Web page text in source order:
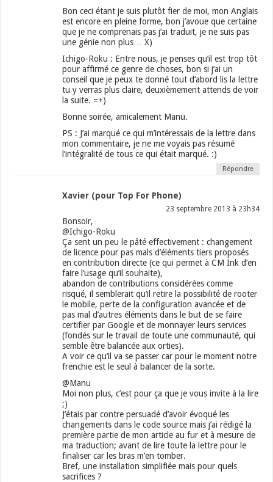
Bon ceci étant je suis plutôt fier de moi, mon Anglais
est encore en pleine forme, bon j’avoue que certaine
que je ne comprenais pas j’ai traduit, je ne suis pas
une génie non plus… X)
Ichigo-Roku : Entre nous, je penses qu’il est trop tôt
pour affirmé ce genre de choses, bon si j’ai un
conseil que je peux te donné tout d’abord lis la lettre
tu y verras plus claire, deuxièmement attends de voir
la suite. =+)
Bonne soirée, amicalement Manu.
PS : J’ai marqué ce qui m’intéressais de la lettre dans
mon commentaire, je ne me voyais pas résumé
l’intégralité de tous ce qui était marqué. :)
Répondre
Xavier (pour Top For Phone)
23 septembre 2013 à 23h34
Bonsoir,
@Ichigo-Roku
Ça sent un peu le pâté effectivement : changement
de licence pour pas mals d’éléments tiers proposés
en contribution directe (ce qui permet à CM Ink d’en
faire l’usage qu’il souhaite),
abandon de contributions considérées comme
risqué, il semblerait qu’il retire la possibilité de rooter
le mobile, perte de la configuration avancée et de
pas mal d’autres éléments dans le but de se faire
certifier par Google et de monnayer leurs services
(fondés sur le travail de toute une communauté, qui
semble être balancée aux orties).
A voir ce qu’il va se passer car pour le moment notre
frenchie est le seul à balancer de la sorte.
@Manu
Moi non plus, c’est pour ça que je vous invite à la lire
;)
J’étais par contre persuadé d’avoir évoqué les
changements dans le code source mais j’ai rédigé la
première partie de mon article au fur et à mesure de
ma traduction; avant de lire toute la lettre pour le
finaliser car les bras m’en tomber.
Bref, une installation simplifiée mais pour quels
sacrifices ?